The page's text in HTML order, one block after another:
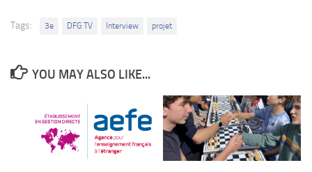
Tags: 3e DFG TV Interview projet
YOU MAY ALSO LIKE...